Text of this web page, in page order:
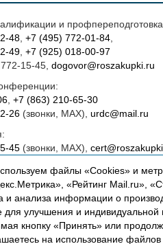
и
48, +7 (495) 772-01-84,
49, +7 (925) 018-00-97
15-45, dogovor@roszakupki.ru
, +7 (863) 210-65-30
26(звонки, MAX), urdc@mail.ru
45(звонки, MAX),
14,institut@roszakupki.ru
услуги и руководство:
83, institut@roszakupki.ru
файлы «Cookies» и
«Рейтинг Mail.ru»,
и анализа информации о
для улучшения и
кнопку «Принять» или
на использование